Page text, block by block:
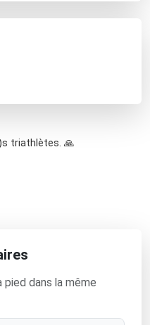
triathlètes. 🙏
dans la même